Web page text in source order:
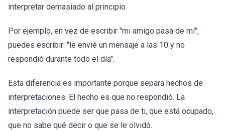
interpretar demasiado al principio.
Por ejemplo, en vez de escribir "mi amigo pasa de mí",
puedes escribir: "le envié un mensaje a las 10 y no
respondió durante todo el día".
Esta diferencia es importante porque separa hechos de
interpretaciones. El hecho es que no respondió. La
interpretación puede ser que pasa de ti, que está ocupado,
que no sabe qué decir o que se le olvidó.